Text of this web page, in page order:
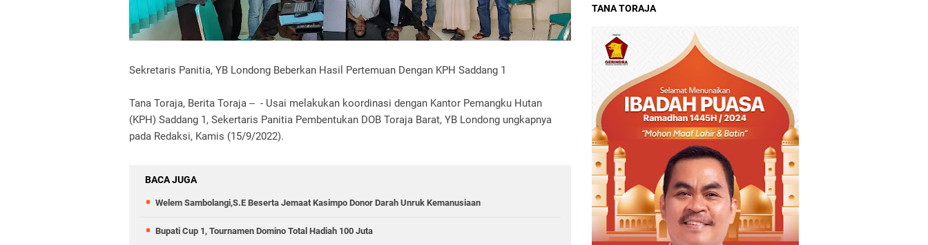
Sekretaris Panitia, YB Londong Beberkan Hasil Pertemuan Dengan KPH Saddang 1
Tana Toraja, Berita Toraja -- - Usai melakukan koordinasi dengan Kantor Pemangku Hutan
(KPH) Saddang 1, Sekertaris Panitia Pembentukan DOB Toraja Barat, YB Londong ungkapnya
pada Redaksi, Kamis (15/9/2022).
BACA JUGA
Welem Sambolangi,S.E Beserta Jemaat Kasimpo Donor Darah Unruk Kemanusiaan
Bupati Cup 1, Tournamen Domino Total Hadiah 100 Juta
TANA TORAJA